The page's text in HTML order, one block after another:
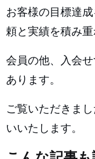
お客様の目標達
頼と実績を積み
会員の他、入会
あります。
ご覧いただきま
いいたします。